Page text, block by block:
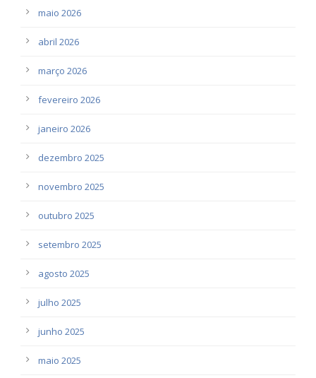
maio 2026
abril 2026
março 2026
fevereiro 2026
janeiro 2026
dezembro 2025
novembro 2025
outubro 2025
setembro 2025
agosto 2025
julho 2025
junho 2025
maio 2025